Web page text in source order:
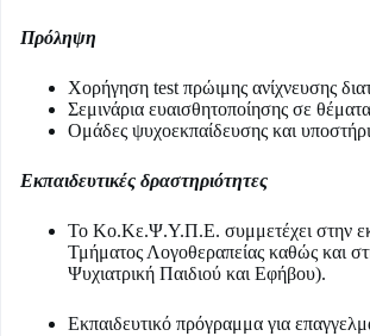
Πρόληψη
Χορήγηση test πρώιμης ανίχνευσης
Σεμινάρια ευαισθητοποίησης σε
Ομάδες ψυχοεκπαίδευσης και
Εκπαιδευτικές δραστηριότητες
Το Κο.Κε.Ψ.Υ.Π.Ε. συμμετέχει στην
Τμήματος Λογοθεραπείας καθώς και
Ψυχιατρική Παιδιού και Εφήβου).
Εκπαιδευτικό πρόγραμμα για